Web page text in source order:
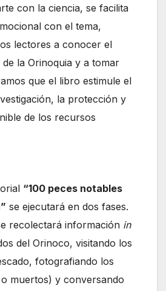
con la ciencia, se facilita
con el tema,
lectores a conocer el
la Orinoquia y a tomar
que el libro estimule el
la protección y
de los recursos
“100 peces notables
se ejecutará en dos fases.
recolectará información in
del Orinoco, visitando los
fotografiando los
muertos) y conversando